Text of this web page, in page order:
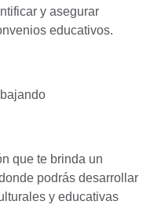
y asegurar
educativos.
que te brinda un
podrás desarrollar
y educativas